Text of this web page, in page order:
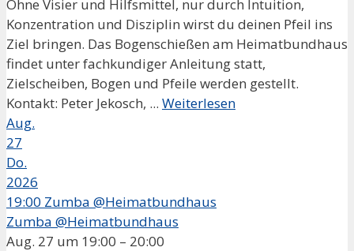
Ohne Visier und Hilfsmittel, nur durch Intuition,
Konzentration und Disziplin wirst du deinen Pfeil ins
Ziel bringen. Das Bogenschießen am Heimatbundhaus
findet unter fachkundiger Anleitung statt,
Zielscheiben, Bogen und Pfeile werden gestellt.
Kontakt: Peter Jekosch, ... Weiterlesen
Aug.
27
Do.
2026
19:00 Zumba @Heimatbundhaus
Zumba @Heimatbundhaus
Aug. 27 um 19:00 – 20:00